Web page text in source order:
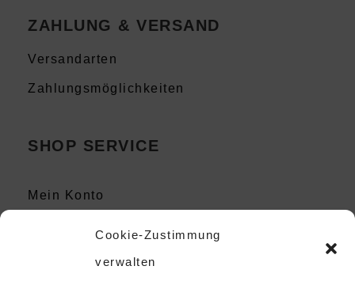
Cookie-Zustimmung
verwalten
ZAHLUNG & VERSAND
Versandarten
Zahlungsmöglichkeiten
SHOP SERVICE
Mein Konto